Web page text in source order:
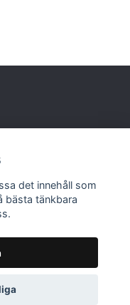
det innehåll som
bästa tänkbara